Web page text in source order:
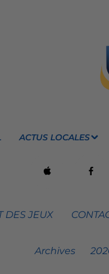
ACTUS LOCALES
DES JEUX
Archives